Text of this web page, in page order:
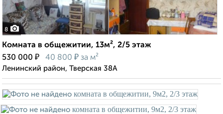
8
Комната в общежитии, 13м², 2/5 этаж
530 000 ₽ 40 800 ₽ за м²
Ленинский район, Тверская 38А